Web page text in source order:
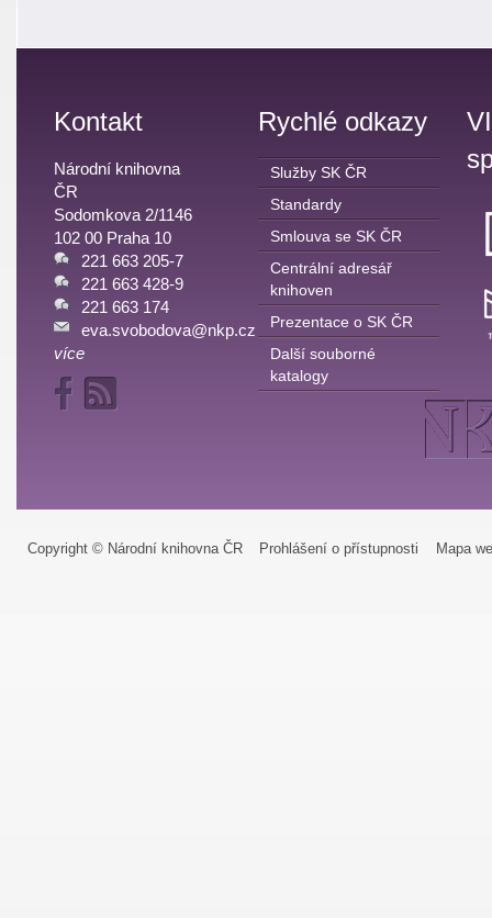
Kontakt
Národní knihovna
ČR
Sodomkova 2/1146
102 00 Praha 10
221 663 205-7
221 663 428-9
221 663 174
eva.svobodova@nkp.cz
více
Rychlé odkazy
Služby SK ČR
Standardy
Smlouva se SK ČR
Centrální adresář
knihoven
Prezentace o SK ČR
Další souborné
katalogy
Copyright © Národní knihovna ČR Prohlášení o přístupnosti Mapa